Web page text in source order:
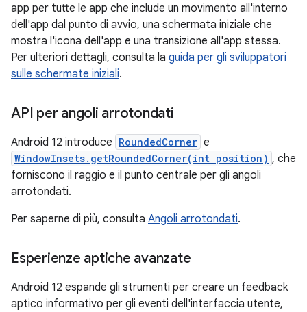
app per tutte le app che include un movimento all'interno
dell'app dal punto di avvio, una schermata iniziale che
mostra l'icona dell'app e una transizione all'app stessa.
Per ulteriori dettagli, consulta la guida per gli sviluppatori
sulle schermate iniziali.
API per angoli arrotondati
Android 12 introduce RoundedCorner e
WindowInsets.getRoundedCorner(int position) , che
forniscono il raggio e il punto centrale per gli angoli
arrotondati.
Per saperne di più, consulta Angoli arrotondati.
Esperienze aptiche avanzate
Android 12 espande gli strumenti per creare un feedback
aptico informativo per gli eventi dell'interfaccia utente,